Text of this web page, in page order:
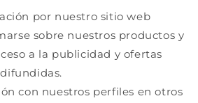
por nuestro sitio web
sobre nuestros productos y
a la publicidad y ofertas
con nuestros perfiles en otros